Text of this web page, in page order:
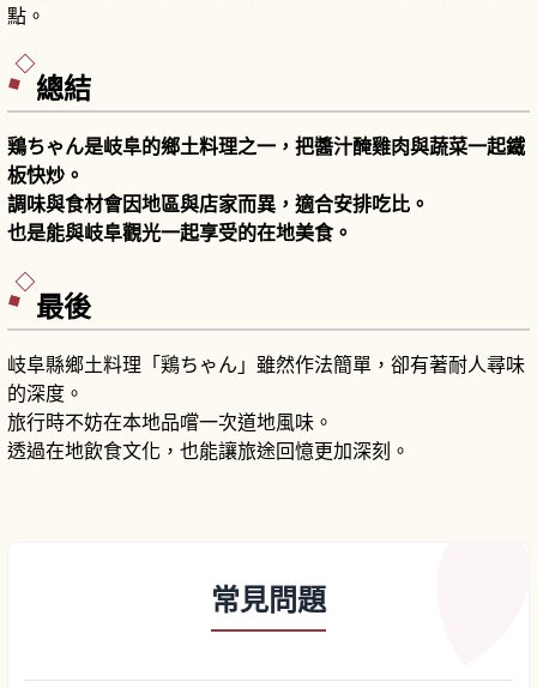
點。
總結
鶏ちゃん是岐阜的鄉土料理之一，把醬汁醃雞肉與蔬菜一起鐵
板快炒。
調味與食材會因地區與店家而異，適合安排吃比。
也是能與岐阜觀光一起享受的在地美食。
最後
岐阜縣鄉土料理「鶏ちゃん」雖然作法簡單，卻有著耐人尋味
的深度。
旅行時不妨在本地品嚐一次道地風味。
透過在地飲食文化，也能讓旅途回憶更加深刻。
常見問題